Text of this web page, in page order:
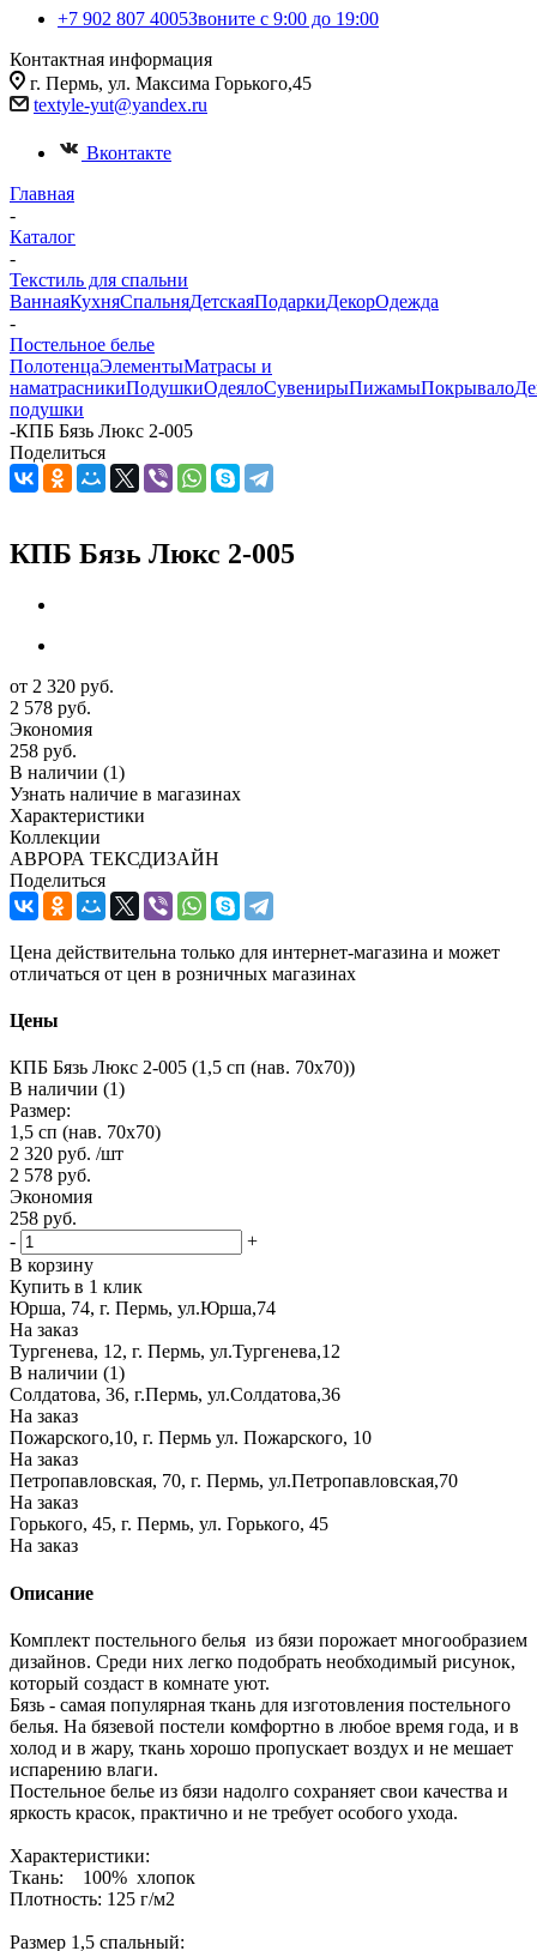
+7 902 807 4005Звоните с 9:00 до 19:00
Контактная информация
г. Пермь, ул. Максима Горького,45
textyle-yut@yandex.ru
Вконтакте
Главная
-
Каталог
-
Текстиль для спальни
ВаннаяКухняСпальняДетскаяПодаркиДекорОдежда
-
Постельное белье
ПолотенцаЭлементыМатрасы и
наматрасникиПодушкиОдеялоСувенирыПижамыПокрывало
подушки
-КПБ Бязь Люкс 2-005
Поделиться
КПБ Бязь Люкс 2-005
от 2 320 руб.
2 578 руб.
Экономия
258 руб.
В наличии (1)
Узнать наличие в магазинах
Характеристики
Коллекции
АВРОРА ТЕКСДИЗАЙН
Поделиться
Цена действительна только для интернет-магазина и может
отличаться от цен в розничных магазинах
Цены
КПБ Бязь Люкс 2-005 (1,5 сп (нав. 70х70))
В наличии (1)
Размер:
1,5 сп (нав. 70х70)
2 320 руб. /шт
2 578 руб.
Экономия
258 руб.
-
+
В корзину
Купить в 1 клик
Юрша, 74, г. Пермь, ул.Юрша,74
На заказ
Тургенева, 12, г. Пермь, ул.Тургенева,12
В наличии (1)
Солдатова, 36, г.Пермь, ул.Солдатова,36
На заказ
Пожарского,10, г. Пермь ул. Пожарского, 10
На заказ
Петропавловская, 70, г. Пермь, ул.Петропавловская,70
На заказ
Горького, 45, г. Пермь, ул. Горького, 45
На заказ
Описание
Комплект постельного белья из бязи порожает многообразием
дизайнов. Среди них легко подобрать необходимый рисунок,
который создаст в комнате уют.
Бязь - самая популярная ткань для изготовления постельного
белья. На бязевой постели комфортно в любое время года, и в
холод и в жару, ткань хорошо пропускает воздух и не мешает
испарению влаги.
Постельное белье из бязи надолго сохраняет свои качества и
яркость красок, практично и не требует особого ухода.
Характеристики:
Ткань: 100% хлопок
Плотность: 125 г/м2
Размер 1,5 спальный: